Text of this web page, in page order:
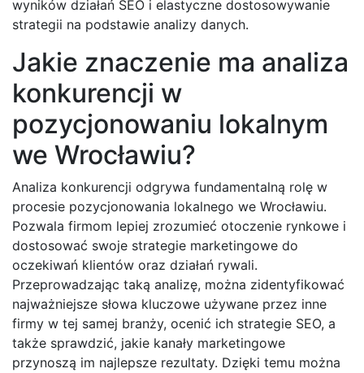
wyników działań SEO i elastyczne dostosowywanie
strategii na podstawie analizy danych.
Jakie znaczenie ma analiza
konkurencji w
pozycjonowaniu lokalnym
we Wrocławiu?
Analiza konkurencji odgrywa fundamentalną rolę w
procesie pozycjonowania lokalnego we Wrocławiu.
Pozwala firmom lepiej zrozumieć otoczenie rynkowe i
dostosować swoje strategie marketingowe do
oczekiwań klientów oraz działań rywali.
Przeprowadzając taką analizę, można zidentyfikować
najważniejsze słowa kluczowe używane przez inne
firmy w tej samej branży, ocenić ich strategie SEO, a
także sprawdzić, jakie kanały marketingowe
przynoszą im najlepsze rezultaty. Dzięki temu można